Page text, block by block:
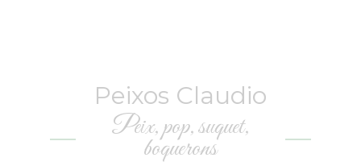
Peixos Claudio
Peix, pop, suquet,
boquerons